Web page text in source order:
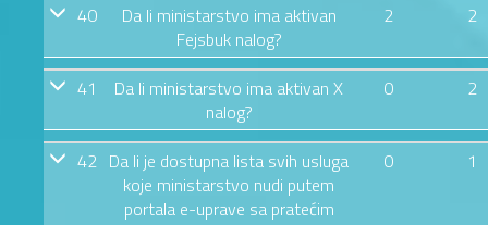
40
Da li ministarstvo ima aktivan
Fejsbuk nalog?
2 2
41
Da li ministarstvo ima aktivan X
nalog?
0 2
42 Da li je dostupna lista svih usluga
koje ministarstvo nudi putem
portala e-uprave sa pratećim
0 1